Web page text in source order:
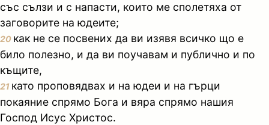
със сълзи и с напасти, които ме сполетяха от
заговорите на юдеите;
20 как не се посвених да ви изявя всичко що е
било полезно, и да ви поучавам и публично и по
къщите,
21 като проповядвах и на юдеи и на гърци
покаяние спрямо Бога и вяра спрямо нашия
Господ Исус Христос.